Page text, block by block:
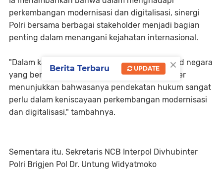
perkembangan modernisasi dan digitalisasi, sinergi
Polri bersama berbagai stakeholder menjadi bagian
penting dalam menangani kejahatan internasional.
"Dalam kancah internasional ini, sebagai wujud negara
yang berdaulat, Polri dan beberapa stakeholder
menunjukkan bahwasanya pendekatan hukum sangat
perlu dalam keniscayaan perkembangan modernisasi
dan digitalisasi," tambahnya.
Sementara itu, Sekretaris NCB Interpol Divhubinter
Polri Brigjen Pol Dr. Untung Widyatmoko
×
Berita Terbaru UPDATE